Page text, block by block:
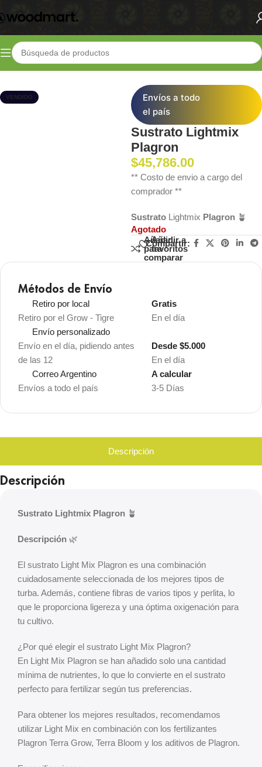
Inicio Shop Sustratos/Macetas Sustratos
VENDIDO
Envíos a todo
el país
Sustrato Lightmix
Plagron
$45,786.00
** Costo de envio a cargo del
comprador **
Sustrato Lightmix Plagron 🪴
Agotado
Añadir
para
comparar
Añadir a
favoritos
Compartir:
Métodos de Envío
Retiro por local
Retiro por el Grow - Tigre
En el día
Gratis
Envío personalizado
Envío en el día, pidiendo antes
de las 12
En el día
Desde $5.000
Correo Argentino
Envíos a todo el país
3-5 Días
A calcular
Descripción
Descripción
Sustrato Lightmix Plagron 🪴
Descripción 🌿
El sustrato Light Mix Plagron es una combinación
cuidadosamente seleccionada de los mejores tipos de
turba. Además, contiene fibras de varios tipos y perlita, lo
que le proporciona ligereza y una óptima oxigenación para
tu cultivo.
¿Por qué elegir el sustrato Light Mix Plagron?
En Light Mix Plagron se han añadido solo una cantidad
mínima de nutrientes, lo que lo convierte en el sustrato
perfecto para fertilizar según tus preferencias.
Para obtener los mejores resultados, recomendamos
utilizar Light Mix en combinación con los fertilizantes
Plagron Terra Grow, Terra Bloom y los aditivos de Plagron.